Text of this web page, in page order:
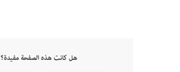
هل كانت هذه الصفحة مفيدة؟